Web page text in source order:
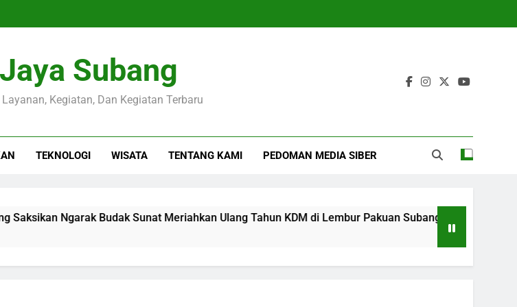
Subang
Kegiatan, Dan Kegiatan Terbaru
TEKNOLOGI WISATA TENTANG KAMI PEDOMAN MEDIA SIBER
Ngarak Budak Sunat Meriahkan Ulang Tahun KDM di Lembur Pakuan Subang